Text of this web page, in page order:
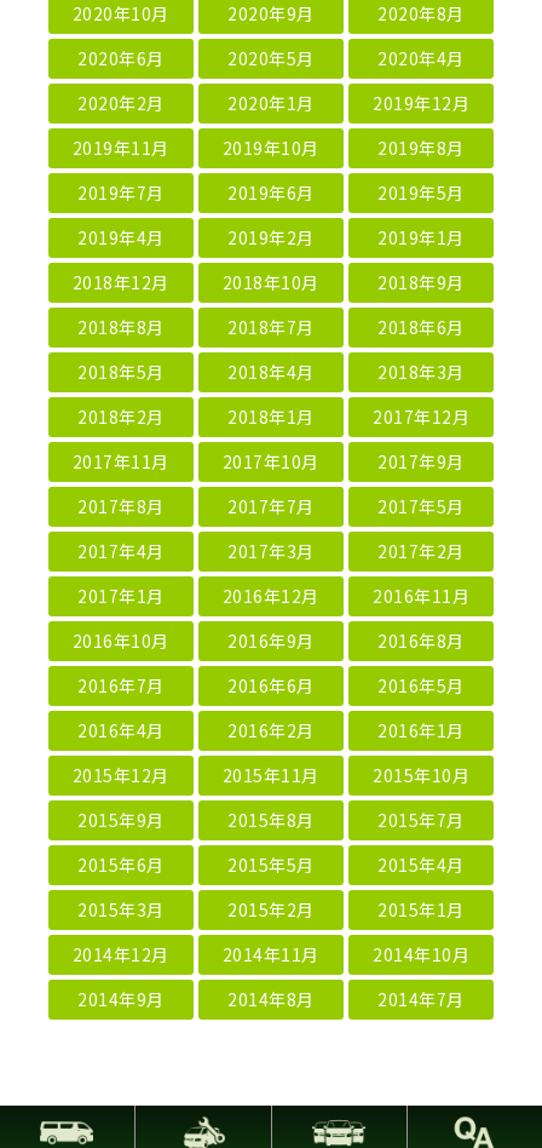
2020年10月
2020年9月
2020年8月
2020年6月
2020年5月
2020年4月
2020年2月
2020年1月
2019年12月
2019年11月
2019年10月
2019年8月
2019年7月
2019年6月
2019年5月
2019年4月
2019年2月
2019年1月
2018年12月
2018年10月
2018年9月
2018年8月
2018年7月
2018年6月
2018年5月
2018年4月
2018年3月
2018年2月
2018年1月
2017年12月
2017年11月
2017年10月
2017年9月
2017年8月
2017年7月
2017年5月
2017年4月
2017年3月
2017年2月
2017年1月
2016年12月
2016年11月
2016年10月
2016年9月
2016年8月
2016年7月
2016年6月
2016年5月
2016年4月
2016年2月
2016年1月
2015年12月
2015年11月
2015年10月
2015年9月
2015年8月
2015年7月
2015年6月
2015年5月
2015年4月
2015年3月
2015年2月
2015年1月
2014年12月
2014年11月
2014年10月
2014年9月
2014年8月 2014年7月